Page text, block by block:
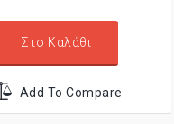
Στο Καλάθι
Add To Compare